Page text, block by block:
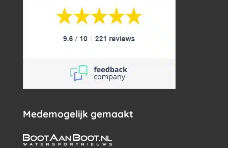
Medemogelijk gemaakt